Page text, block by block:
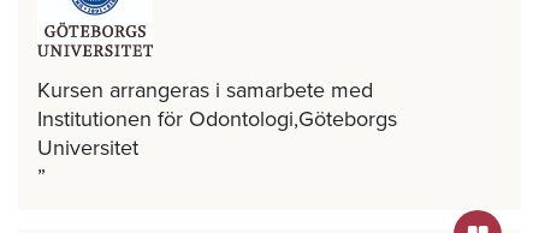
Kursen arrangeras i samarbete med
Institutionen för Odontologi,Göteborgs
Universitet